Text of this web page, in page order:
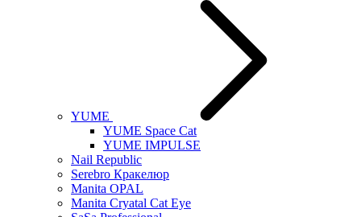
YUME
YUME Space Cat
YUME IMPULSE
Nail Republic
Serebro Кракелюр
Manita OPAL
Manita Cryatal Cat Eye